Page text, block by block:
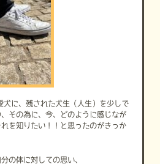
に、残された犬生（人生）を少しで
その為に、今、どのように感じなが
を知りたい！！と思ったのがきっか
の体に対しての思い、